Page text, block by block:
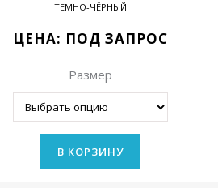
ТЕМНО-ЧЁРНЫЙ
ЦЕНА: ПОД ЗАПРОС
Размер
В КОРЗИНУ